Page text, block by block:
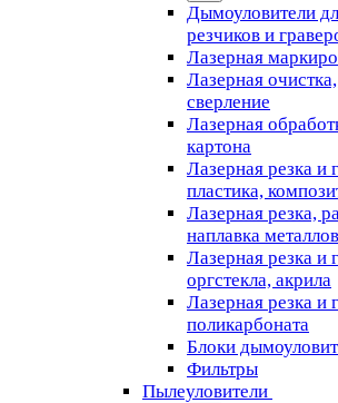
Дымоуловители
резчиков и
Лазерная
Лазерная
сверление
Лазерная
картона
Лазерная резка и
пластика,
Лазерная резка,
наплавка металлов
Лазерная резка и
оргстекла, акрила
Лазерная резка и
поликарбоната
Блоки
Фильтры
Пылеуловители